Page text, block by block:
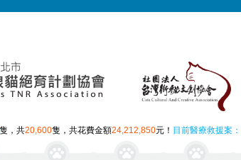
，共20,600隻，共花費金額24,212,850元！ 目前醫療救援案：